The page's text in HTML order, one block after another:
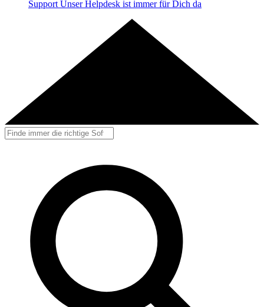
Support Unser Helpdesk ist immer für Dich da